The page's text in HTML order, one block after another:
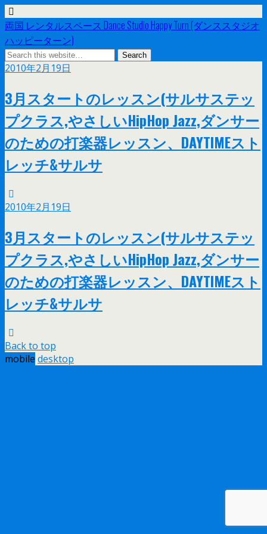
両国 レンタルスペース Dance Studio Happy Turn (ダンススタジオ
ハッピーターン)
2010年2月19日
3月スタートのレッスン(サルサステッ
プクラス,やさしいHipHop Jazz,ダンサー
のための打楽器レッスン、DAYTIMEスト
レッチ&サルサ
2010年2月19日
3月スタートのレッスン(サルサステッ
プクラス,やさしいHipHop Jazz,ダンサー
のための打楽器レッスン、DAYTIMEスト
レッチ&サルサ
Back to top
mobile desktop